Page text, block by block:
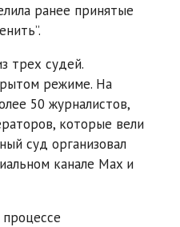
ранее принятые
трех судей.
режиме. На
50 журналистов,
которые вели
суд организовал
канале Max и